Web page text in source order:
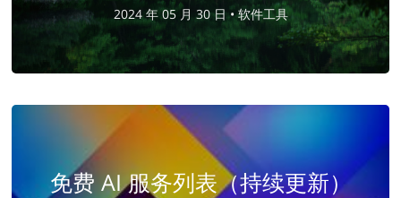
2024 年 05 月 30 日 •软件工具
免费 AI 服务列表（持续更新）